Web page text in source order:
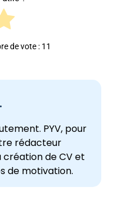
de vote : 11
PYV, pour
rédacteur
création de CV et
de motivation.